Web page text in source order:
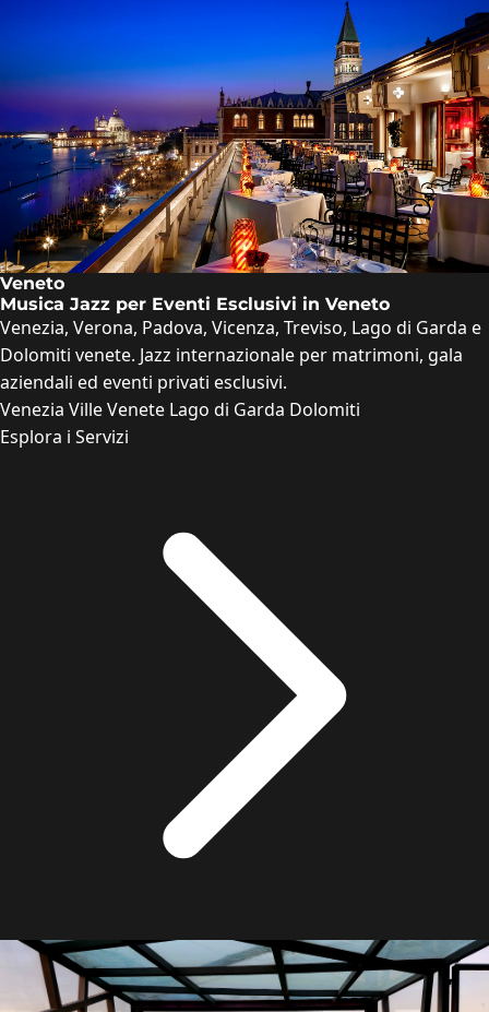
Veneto
Musica Jazz per Eventi Esclusivi in Veneto
Venezia, Verona, Padova, Vicenza, Treviso, Lago di Garda e
Dolomiti venete. Jazz internazionale per matrimoni, gala
aziendali ed eventi privati esclusivi.
Venezia Ville Venete Lago di Garda Dolomiti
Esplora i Servizi